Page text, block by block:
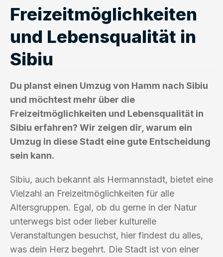
Freizeitmöglichkeiten
und Lebensqualität in
Sibiu
Du planst einen Umzug von Hamm nach Sibiu
und möchtest mehr über die
Freizeitmöglichkeiten und Lebensqualität in
Sibiu erfahren? Wir zeigen dir, warum ein
Umzug in diese Stadt eine gute Entscheidung
sein kann.
Sibiu, auch bekannt als Hermannstadt, bietet eine
Vielzahl an Freizeitmöglichkeiten für alle
Altersgruppen. Egal, ob du gerne in der Natur
unterwegs bist oder lieber kulturelle
Veranstaltungen besuchst, hier findest du alles,
was dein Herz begehrt. Die Stadt ist von einer